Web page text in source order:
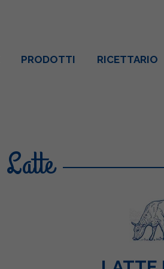
PRODOTTI RICETTARIO
Latte